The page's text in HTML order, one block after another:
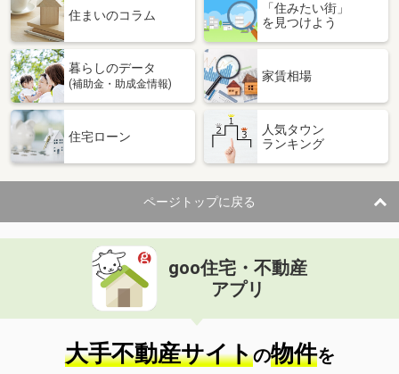
住まいのコラム
「住みたい街」
を見つけよう
暮らしのデータ
(補助金・助成金情報)
家賃相場
住宅ローン
人気タウン
ランキング
ページトップに戻る
goo住宅・不動産
アプリ
大手不動産サイトの物件を